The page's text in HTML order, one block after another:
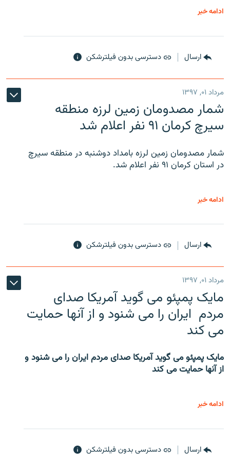
ادامه خبر
ارسال دسترسی بدون فیلترشکن
مرداد ۰۱, ۱۳۹۷
شمار مصدومان زمین لرزه منطقه
سیرچ کرمان ۹۱ نفر اعلام شد
شمار مصدومان زمین لرزه بامداد دوشنبه در منطقه سیرچ
در استان کرمان ۹۱ نفر اعلام شد.
ادامه خبر
ارسال دسترسی بدون فیلترشکن
مرداد ۰۱, ۱۳۹۷
مایک پمپئو می گوید آمریکا صدای
مردم ایران را می شنود و از آنها حمایت
می کند
مایک پمپئو می گوید آمریکا صدای مردم ایران را می شنود و
از آنها حمایت می کند
ادامه خبر
ارسال دسترسی بدون فیلترشکن